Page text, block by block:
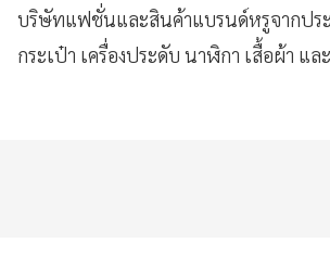
บริษัทแฟชั่นและสินค้าแบรนด์หรูจากประ
กระเป๋า เครื่องประดับ นาฬิกา เสื้อผ้า แล